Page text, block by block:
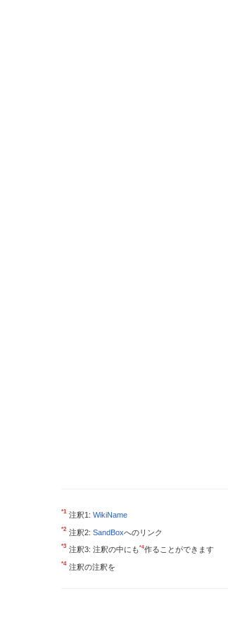
*1 注釈1: WikiName
*2 注釈2: SandBoxへのリンク
*3 注釈3: 注釈の中にも*4作ることができます
*4 注釈の注釈を